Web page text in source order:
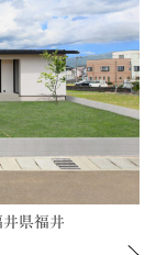
県福井